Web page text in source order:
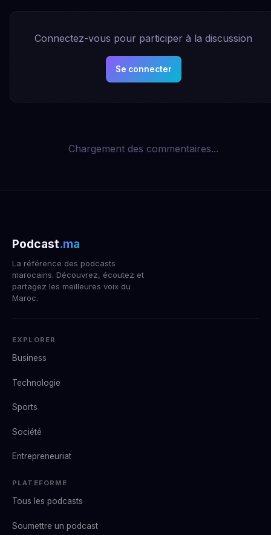
Connectez-vous pour participer à la discussion
Se connecter
Chargement des commentaires...
Podcast.ma
La référence des podcasts
marocains. Découvrez, écoutez et
partagez les meilleures voix du
Maroc.
EXPLORER
Business
Technologie
Sports
Société
Entrepreneuriat
PLATEFORME
Tous les podcasts
Soumettre un podcast